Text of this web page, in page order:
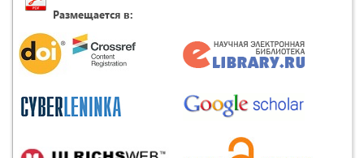
Размещается в: